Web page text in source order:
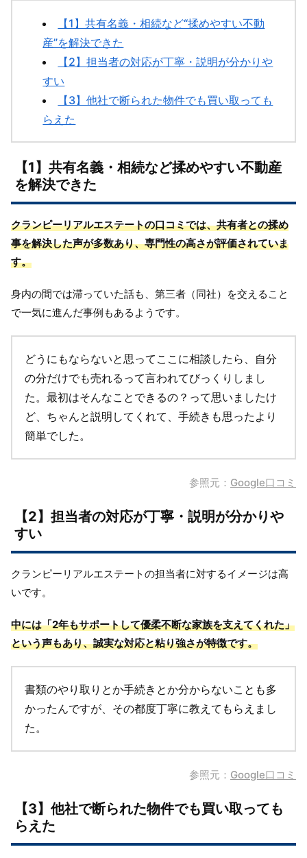
【1】共有名義・相続など“揉めやすい不動
産”を解決できた
【2】担当者の対応が丁寧・説明が分かりや
すい
【3】他社で断られた物件でも買い取っても
らえた
【1】共有名義・相続など揉めやすい不動産
を解決できた
クランピーリアルエステートの口コミでは、共有者との揉め
事を解決した声が多数あり、専門性の高さが評価されていま
す。
身内の間では滞っていた話も、第三者（同社）を交えること
で一気に進んだ事例もあるようです。
どうにもならないと思ってここに相談したら、自分
の分だけでも売れるって言われてびっくりしまし
た。最初はそんなことできるの？って思いましたけ
ど、ちゃんと説明してくれて、手続きも思ったより
簡単でした。
参照元： Google口コミ
【2】担当者の対応が丁寧・説明が分かりや
すい
クランピーリアルエステートの担当者に対するイメージは高
いです。
中には「2年もサポートして優柔不断な家族を支えてくれた」
という声もあり、誠実な対応と粘り強さが特徴です。
書類のやり取りとか手続きとか分からないことも多
かったんですが、その都度丁寧に教えてもらえまし
た。
参照元： Google口コミ
【3】他社で断られた物件でも買い取っても
らえた